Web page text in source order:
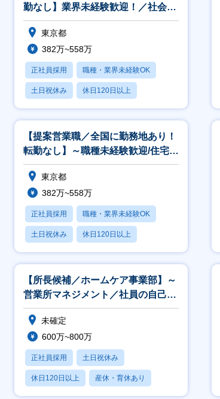
勤なし】業界未経験歓迎！／社会貢
献制◎／住宅手当あり／研修制度充
実◎東京都
382万~558万
正社員採用 職種・業界未経験OK
土日祝休み 休日120日以上
産休・育休あり
【提案営業職／全国に勤務地あり！
転勤なし】～職種未経験歓迎/住宅手
当あり/ルート営業～
東京都
382万~558万
正社員採用 職種・業界未経験OK
土日祝休み 休日120日以上
産休・育休あり
【所長候補／ホームケア事業部】～
営業所マネジメント／社員の自己実
現と成長を支援／年収600万以上～
未確定
600万~800万
正社員採用 土日祝休み
休日120日以上 産休・育休あり